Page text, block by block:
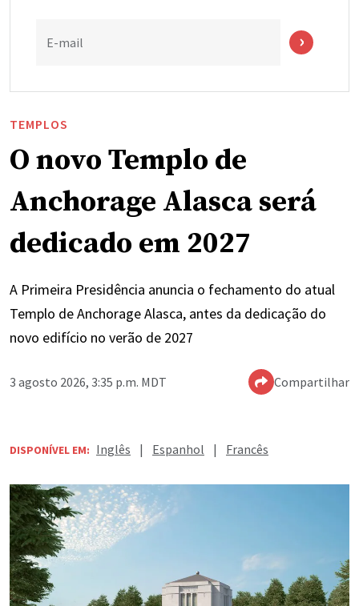
E-mail
TEMPLOS
O novo Templo de
Anchorage Alasca será
dedicado em 2027
A Primeira Presidência anuncia o fechamento do atual
Templo de Anchorage Alasca, antes da dedicação do
novo edifício no verão de 2027
3 agosto 2026, 3:35 p.m. MDT Compartilhar
DISPONÍVEL EM: Inglês | Espanhol | Francês